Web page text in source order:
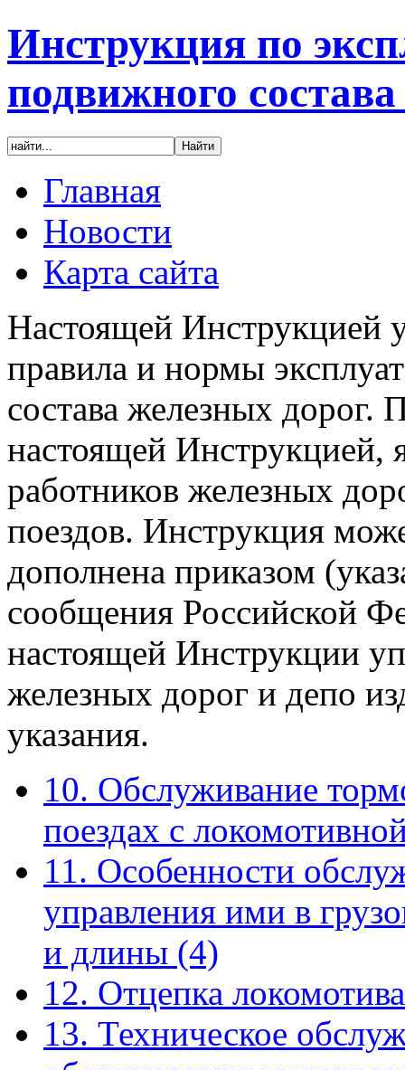
Инструкция по
подвижного
Главная
Новости
Карта сайта
Настоящей Инструкцией
правила и нормы
состава железных дорог.
настоящей Инструкцией,
работников железных
поездов. Инструкция
дополнена приказом
сообщения Российской
настоящей Инструкции
железных дорог и депо
указания.
10. Обслуживание
поездах с
11. Особенности
управления ими в
и длины (4)
12. Отцепка
13. Техническое